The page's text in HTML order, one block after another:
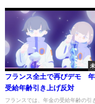
フランス全土で再びデモ
受給年齢引き上げ反対
フランスでは、年金の受給年齢の引